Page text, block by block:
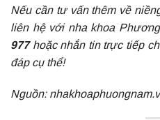
Nếu cần tư vấn thêm về
liên hệ với nha khoa
977hoặc nhắn tin trực tiếp
đáp cụ thể!
Nguồn: